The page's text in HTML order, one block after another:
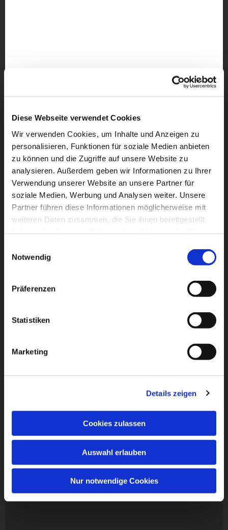
Diese Webseite verwendet Cookies
Wir verwenden Cookies, um Inhalte und Anzeigen zu
personalisieren, Funktionen für soziale Medien anbieten
zu können und die Zugriffe auf unsere Website zu
analysieren. Außerdem geben wir Informationen zu Ihrer
Verwendung unserer Website an unsere Partner für
soziale Medien, Werbung und Analysen weiter. Unsere
Partner führen diese Informationen möglicherweise mit
weiteren Daten zusammen, die Sie ihnen bereitgestellt
Notwendig
Präferenzen
Statistiken
Marketing
Details zeigen
Cookies zulassen
Auswahl erlauben
Nur notwendige Cookies
Dies könnte Sie auch
interessieren